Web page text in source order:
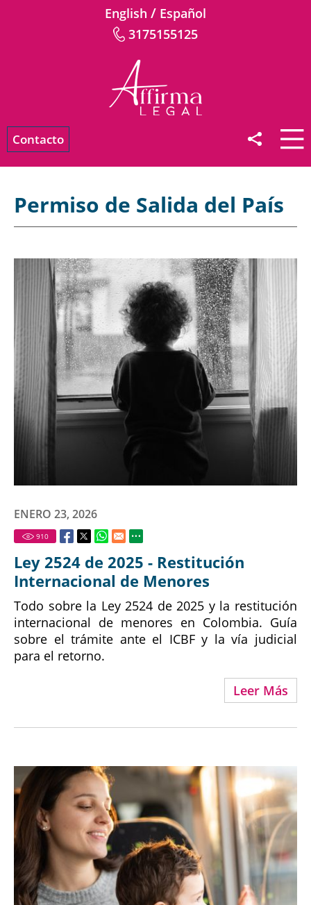
English / Español
3175155125
Contacto
Permiso de Salida del País
ENERO 23, 2026
910
Ley 2524 de 2025 - Restitución
Internacional de Menores
Todo sobre la Ley 2524 de 2025 y la restitución
internacional de menores en Colombia. Guía
sobre el trámite ante el ICBF y la vía judicial
para el retorno.
Leer Más